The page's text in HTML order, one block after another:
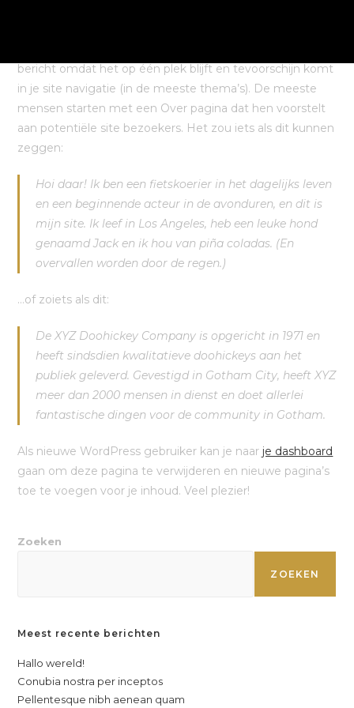
bericht omdat het op één plek blijft en tevoorschijn komt
in je site navigatie (in de meeste thema’s). De meeste
mensen starten met een Over pagina dat hen voorstelt
aan potentiële site bezoekers. Het zou iets als dit kunnen
zeggen:
Hoi daar! Ik ben een fietskoerier in het dagelijks leven
en een beginnende acteur in de avonduren, en dit is
mijn site. Ik leef in Los Angeles, heb een leuke hond
genaamd Jack en ik hou van piña coladas. (En
overvallen worden door de regen.)
…of zoiets als dit:
De XYZ Doohickey Company is opgericht in 1971 en
heeft sindsdien kwalitatieve doohickeys aan het
publiek geleverd. Gevestigd in Gotham City, heeft XYZ
meer dan 2000 mensen in dienst en doet allerlei
fantastische dingen voor de community in Gotham.
Als nieuwe WordPress gebruiker kan je naar je dashboard
gaan om deze pagina te verwijderen en nieuwe pagina’s
toe te voegen voor je inhoud. Veel plezier!
Zoeken
ZOEKEN
Meest recente berichten
Hallo wereld!
Conubia nostra per inceptos
Pellentesque nibh aenean quam